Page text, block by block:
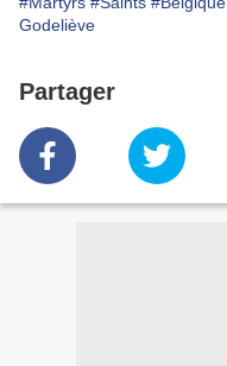
Godeliève
Partager